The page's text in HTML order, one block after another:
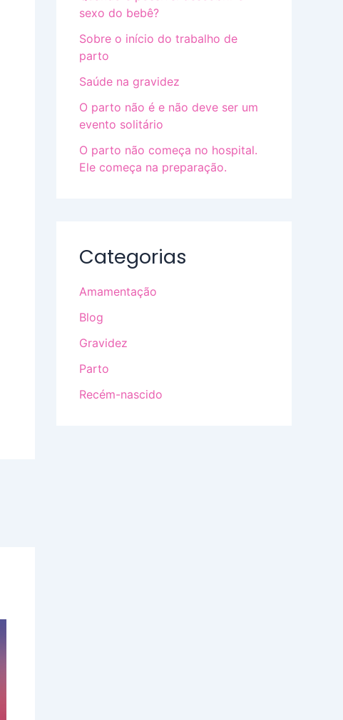
sexo do bebê?
Sobre o início do trabalho de
parto
Saúde na gravidez
O parto não é e não deve ser um
evento solitário
O parto não começa no hospital.
Ele começa na preparação.
Categorias
Amamentação
Blog
Gravidez
Parto
Recém-nascido